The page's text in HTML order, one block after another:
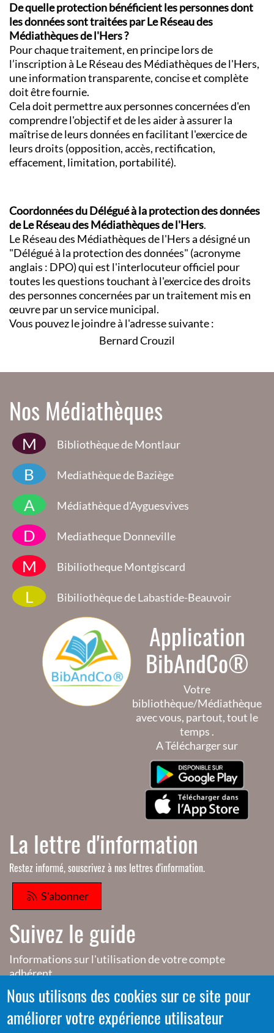
De quelle protection bénéficient les personnes dont
les données sont traitées par Le Réseau des
Médiathèques de l'Hers ?
Pour chaque traitement, en principe lors de
l’inscription à Le Réseau des Médiathèques de l'Hers,
une information transparente, concise et complète
doit être fournie.
Cela doit permettre aux personnes concernées d'en
comprendre l'objectif et de les aider à assurer la
maîtrise de leurs données en facilitant l'exercice de
leurs droits (opposition, accès, rectification,
effacement, limitation, portabilité).
Coordonnées du Délégué à la protection des données
de Le Réseau des Médiathèques de l'Hers.
Le Réseau des Médiathèques de l'Hers a désigné un
"Délégué à la protection des données" (acronyme
anglais : DPO) qui est l'interlocuteur officiel pour
toutes les questions touchant à l'exercice des droits
des personnes concernées par un traitement mis en
œuvre par un service municipal.
Vous pouvez le joindre à l'adresse suivante :
Bernard Crouzil
Nos Médiathèques
M Bibliothèque de Montlaur
B Mediathèque de Baziège
A Médiathèque d'Ayguesvives
D Mediatheque Donneville
M Bibiliotheque Montgiscard
L Bibiliothèque de Labastide-Beauvoir
Application
BibAndCo®
Votre
bibliothèque/Médiathèque
avec vous, partout, tout le
temps .
A Télécharger sur
La lettre d'information
Restez informé, souscrivez à nos lettres d'information.
S'abonner
Suivez le guide
Informations sur l'utilisation de votre compte
adhérent
Voir le guide
Nous utilisons des cookies sur ce site pour
améliorer votre expérience utilisateur